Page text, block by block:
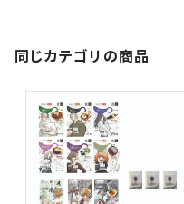
同じカテゴリの商品